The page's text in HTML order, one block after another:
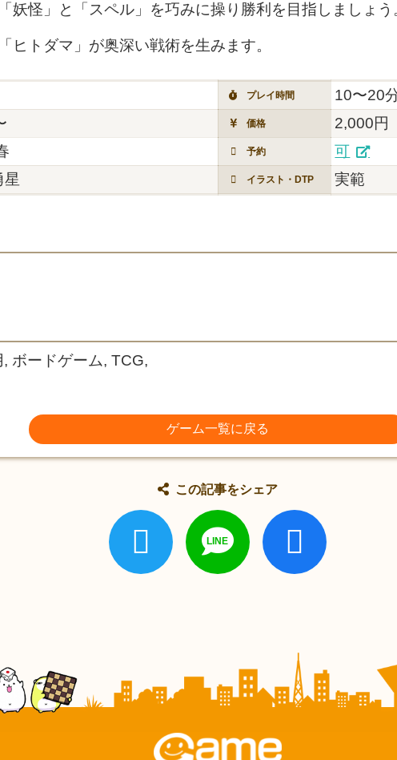
妖怪」と「スペル」を巧みに操り勝利を目指しましょう
ヒトダマ」が奥深い戦術を生みます。
プレイ時間 10〜20
価格 2,000円
予約 可
星 イラスト・DTP 実範
ボードゲーム, TCG,
ゲーム一覧に戻る
この記事をシェア